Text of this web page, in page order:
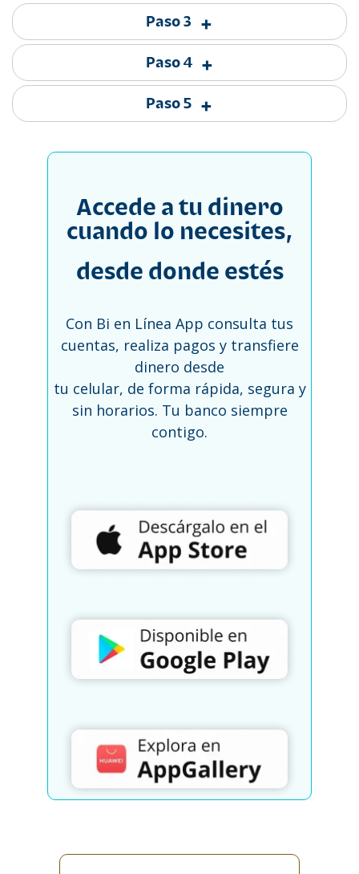
+
Paso 3
+
Paso 4
+
Paso 5
Accede a tu dinero
cuando lo necesites,
desde donde estés
Con Bi en Línea App consulta tus
cuentas, realiza pagos y transfiere
dinero desde
tu celular, de forma rápida, segura y
sin horarios. Tu banco siempre
contigo.